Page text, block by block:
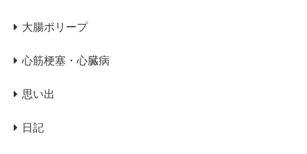
大腸ポリープ
心筋梗塞・心臓病
思い出
日記